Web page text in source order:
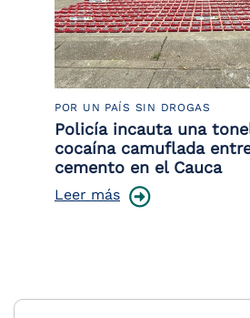
POR UN PAÍS SIN DROGAS
Policía incauta una
cocaína camuflada
cemento en el Cauca
Leer más